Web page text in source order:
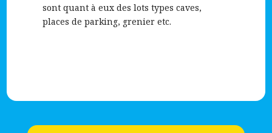
sont quant à eux des lots types caves,
places de parking, grenier etc.